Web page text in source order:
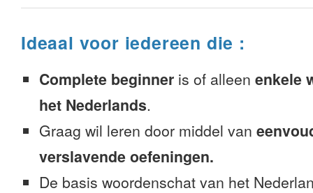
Ideaal voor iedereen die :
Complete beginner is of alleen enkele
het Nederlands.
Graag wil leren door middel van
verslavende oefeningen.
De basis woordenschat van het